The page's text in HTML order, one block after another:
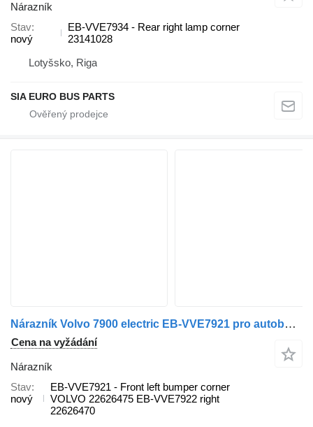
Nárazník
Stav
nový
EB-VVE7934 - Rear right lamp corner
23141028
Lotyšsko, Riga
SIA EURO BUS PARTS
Nárazník Volvo 7900 electric EB-VVE7921 pro autobusy
Cena na vyžádání
Nárazník
Stav
nový
EB-VVE7921 - Front left bumper corner
VOLVO 22626475 EB-VVE7922 right
22626470